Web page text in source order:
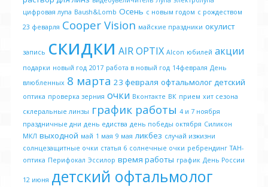
цифровая лупа Baush&Lomb Осень с новым годом с рождеством
23 феварля Cooper Vision майские праздники окулист
запись скидки AIR OPTIX Alcon юбилей акции
подарки новый год 2017 работа в новый год 14февраля День
влюбленных 8 марта 23 февраля офтальмолог детский
оптика проверка зерния очки Вконтакте ВК прием хит сезона
склеральные линзы график работы 4 и 7 ноября
праздничные дни день едиства день победы октября Силикон
МКЛ выходной май 1 мая 9 мая ликбез случай изжизни
солнцезащитные очки статья 6 солнечные очки ребрендинг ТАН-
оптика Перифокал Эссилор время работы график День России
12 июня детский офтальмолог